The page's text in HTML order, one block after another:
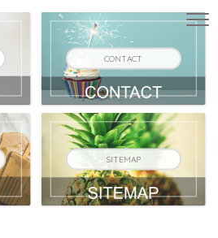
CONTACT
SITEMAP